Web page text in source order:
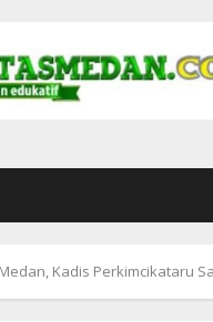
Kadis Perkimcikataru